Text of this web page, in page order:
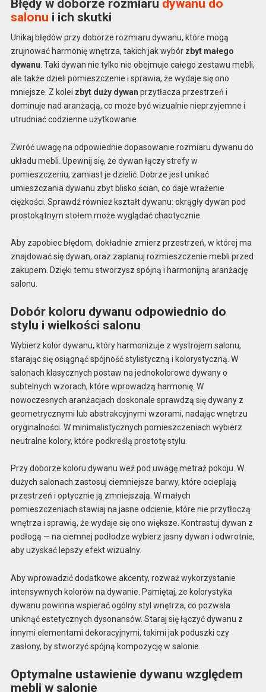
Błędy w doborze rozmiaru dywanu do
salonu i ich skutki
Unikaj błędów przy doborze rozmiaru dywanu, które mogą
zrujnować harmonię wnętrza, takich jak wybór zbyt małego
dywanu . Taki dywan nie tylko nie obejmuje całego zestawu mebli,
ale także dzieli pomieszczenie i sprawia, że wydaje się ono
mniejsze. Z kolei zbyt duży dywan przytłacza przestrzeń i
dominuje nad aranżacją, co może być wizualnie nieprzyjemne i
utrudniać codzienne użytkowanie.
Zwróć uwagę na odpowiednie dopasowanie rozmiaru dywanu do
układu mebli. Upewnij się, że dywan łączy strefy w
pomieszczeniu, zamiast je dzielić. Dobrze jest unikać
umieszczania dywanu zbyt blisko ścian, co daje wrażenie
ciężkości. Sprawdź również kształt dywanu: okrągły dywan pod
prostokątnym stołem może wyglądać chaotycznie.
Aby zapobiec błędom, dokładnie zmierz przestrzeń, w której ma
znajdować się dywan, oraz zaplanuj rozmieszczenie mebli przed
zakupem. Dzięki temu stworzysz spójną i harmonijną aranżację
salonu.
Dobór koloru dywanu odpowiednio do
stylu i wielkości salonu
Wybierz kolor dywanu, który harmonizuje z wystrojem salonu,
starając się osiągnąć spójność stylistyczną i kolorystyczną. W
salonach klasycznych postaw na jednokolorowe dywany o
subtelnych wzorach, które wprowadzą harmonię. W
nowoczesnych aranżacjach doskonale sprawdzą się dywany z
geometrycznymi lub abstrakcyjnymi wzorami, nadając wnętrzu
oryginalności. W minimalistycznych pomieszczeniach wybierz
neutralne kolory, które podkreślą prostotę stylu.
Przy doborze koloru dywanu weź pod uwagę metraż pokoju. W
dużych salonach zastosuj ciemniejsze barwy, które ocieplają
przestrzeń i optycznie ją zmniejszają. W małych
pomieszczeniach stawiaj na jasne odcienie, które nie przytłoczą
wnętrza i sprawią, że wydaje się ono większe. Kontrastuj dywan z
podłogą — na ciemnej podłodze wybierz jasny dywan i odwrotnie,
aby uzyskać lepszy efekt wizualny.
Aby wprowadzić dodatkowe akcenty, rozważ wykorzystanie
intensywnych kolorów na dywanie. Pamiętaj, że kolorystyka
dywanu powinna wspierać ogólny styl wnętrza, co pozwala
uniknąć estetycznych dysonansów. Staraj się łączyć dywanu z
innymi elementami dekoracyjnymi, takimi jak poduszki czy
zasłony, by stworzyć spójną kompozycję w salonie.
Optymalne ustawienie dywanu względem
mebli w salonie